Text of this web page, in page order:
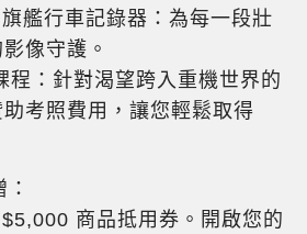
艦行車記錄器：為每一段壯
像守護。
程：針對渴望跨入重機世界的
考照費用，讓您輕鬆取得
商品抵用券。開啟您的